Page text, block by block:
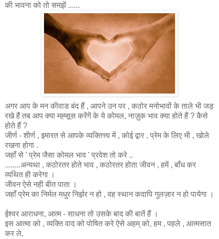
की भावना को तो समझें ......
अगर आप के मन कीवाड बंद हैं , आपने उन पर , कठोर मनोभावों के ताले भी जड़
रखे हैं तब आप क्या मह्सूस करेंगें के ये कोमल, नाज़ुक भाव क्या होते हैं ? कैसे
होते हैं ?
जीर्ण - शीर्ण , इमारत से आपके व्यक्तित्त्व में , कोई द्वार , प्रेम के लिए भी , खोले
रखना होगा .
जहाँ से ' प्रेम जैसा कोमल भाव ' प्रवेश तो करे ..
........अन्यथा , कठोरतर होते भाव , कठोरतर होता जीवन , हमें , बाँध कर
व्यथित ही करेगा ।
जीवन ऐसे नही बीत पाता ।
जहाँ प्रेम का निर्मल मधुर निर्झर न हो , वह स्थान कदापि गुलज़ार न हो पायेगा ।
ईश्वर आराधना, आत्म - साधना तो उसके बाद की बातें हैं ।
इस आत्मा को , व्यक्ति वाद को पोषित करे ऐसे अहम् को, हम , पहले , आत्मसात
कर ले,